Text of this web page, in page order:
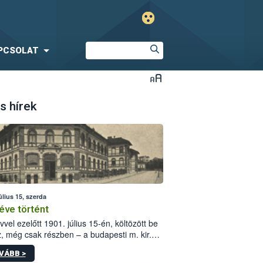
hírek
15, szerda
történt
ezelőtt 1901. július 15-én, költözött be
még csak részben – a budapesti m. kir.
állomás a Kis Rókus utca
alatti, Czigler Győző által tervezett új
>